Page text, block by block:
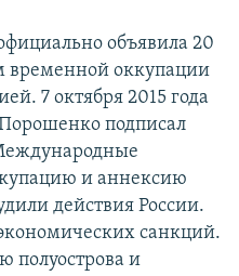
объявила 20
временной оккупации
7 октября 2015 года
подписал
и аннексию
действия России.
санкций.
полуострова и